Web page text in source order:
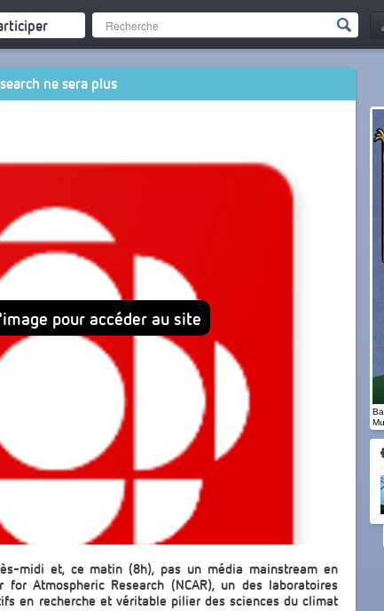
ne sera plus
pour accéder au site
midi et, ce matin (8h), pas un média mainstream en
Atmospheric Research (NCAR), un des laboratoires
en recherche et véritable pilier des sciences du climat